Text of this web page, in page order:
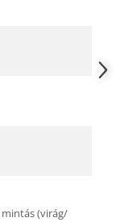
mintás (virág/